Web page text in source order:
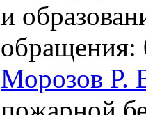
и
обращения:
Морозов Р.